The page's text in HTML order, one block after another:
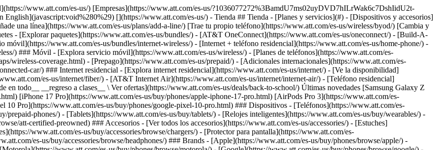
browse/all/meta/) [__Obtén el nuevo Samsung Galaxy Z Fold8 por $0 con intercambio elegible__ \ Reserva](https://www.att.com/es-us/buy/phones/samsung-galaxy-z-fold8.html) - Ofertas ## Ofertas - [Nuevos y destacados](#) - [Descuentos para clientes](#) Destacados [Ve todas las ofertas](https://www.att.com/es-us/deals/) [Ofertas de servicio móvil](https://www.att.com/es-us/deals/cell-phone-deals/) [Ofertas de internet](https://www.att.com/es-us/deals/internet/) [Ofertas de intercambio](https://www.att.com/es-us/buy/phones/browse/tradeinoffer/) [Sin ofertas de intercambio](https://www.att.com/es-us/buy/phones/browse/nontradeinoffer/) ### Ofertas de tendencia - [Samsung Galaxy](https://www.att.com/es-us/buy/phones/browse/samsung_hasdeals_value_nontradeinoffer_tradeinoffer/) - [Apple iPhone](https://www.att.com/es-us/buy/phones/browse/apple_hasdeals_value_nontradeinoffer_tradeinoffer/) - [Menos de $50](https://www.att.com/es-us/buy/accessories/browse/all/price-range-25-50_price-range-5-25_5-and-under/) - [Ofertas de regreso a clases](https://www.att.com/es-us/deals/back-to-school/) ### Ofertas de dispositivos y accesorios - [Teléfonos](https://www.att.com/es-us/buy/phones/browse/hasdeals_value_nontradeinoffer_tradeinoffer/) - [Teléfonos prepagados](https://www.att.com/es-us/buy/prepaid-phones/browse/hasdeals/) - [Tablets](https://www.att.com/es-us/buy/tablets/browse/hasdeals_nontradeinoffer/) - [Relojes inteligentes](https://www.att.com/es-us/buy/wearables/browse/hasdeals_nontradeinoffer/) - [Ofertas de accesorios](https://www.att.com/es-us/buy/accessories/browse/all/deals/) ### Suscripciones - [AT&T OneConnect](https://www.att.com/es-us/oneconnect/) [__Cámbiate a AT&T y averigua cómo obtener hasta $800 por línea para terminar tu contrato__ \ Compra ahora](https://www.att.com/es-us/buy/phones/) ### Descuentos por ocupación - [Empleados de empresas](https://www.att.com/es-us/verification/signaturehub/#employment) - [Militares y veteranos](https://www.att.com/es-us/offers/discount-program/military-discount/) - [Maestros](https://www.att.com/es-us/offers/discount-program/teacher/) - [Enfermeros y médicos](https://www.att.com/es-us/verification/signaturehub/#medical) - [Personal de emergencias activo](https://www.att.com/es-us/firstnetandfamily/) ### Descuentos por afiliación - [Clientes 55+](https://www.att.com/es-us/verification/signaturehub/#age) - [Personal retirado del servicio de emergencia](https://www.att.com/es-us/offers/discount-program/retired-responders/) - [Trabajadores de sindicatos](https://www.att.com/es-us/offers/discount-program/union-discount/) - [Estudiantes](https://www.att.com/es-us/verification/signaturehub/#student) ### Ahorros para socios - [Descuento con tarjeta de crédito](https://www.att.com/es-us/?1036077272%3BamdU7ms02uyDVD7hIidU2t-FgOyvGkzT7uyJVm497PywgLdW2iYTVis9IZcUaO3.z1) - [Beneficios y más](https://andmorebenefits.att.com/root-discovery) [__Maestros: ahorra hasta $150 por línea y hasta un 20% en planes__ \ Obtén detalles](https://www.att.com/es-us/offers/discount-program/teacher/) - La diferencia de AT&T ## La diferencia de AT&T - [Nuestra ventaja competitiva](#) ### ¿Por qué elegirnos? - [Garantía AT&T](https://www.att.com/es-us/why-att/guarantee/) - [Por qué AT&T](https://www.att.com/es-us/why-att/) - [AT&T vs. T-Mobile y Verizon](https://www.att.com/es-us/wireless/switch-and-save/#compare-us) - [AT&T Fiber vs. Spectrum y Xfinity](https://www.att.com/es-us/internet/fiber/#compare-us) - [Prueba AT&T gratis](https://www.att.com/es-us/wireless/free-trial/) - [Cambia y ahorra](https://www.att.com/es-us/wireless/switch-and-save/) ### Cobertura excepcional - [Mapa de cobertura 5G](https://www.att.com/es-us/maps/wireless-coverage.html) - [Mapa de cobertura de fibra óptica](https://www.att.com/es-us/internet/fiber/coverage-map/) [__La mejor garantía de Estados Unidos__ \ Obtén detalles](https://www.att.com/es-us/why-att/guarantee/) - Ayuda ## Ayuda - [Factura y cuenta](#) - [Móvil](#) - [Internet](#) Acciones rápidas [Ve toda la ayuda](https://www.att.com/es-us/support/) [Ver mi cuenta](https://www.att.com/es-us/acctmgmt/overview) [Centro de pagos](https://www.att.com/es-us/acctmgmt/mypaymentcenter) [Centro de facturación](https://www.att.com/es-us/acctmgmt/billing/mybillingcenter) ### Factura y pagos - [Comprende tu factura](https://www.att.com/es-us/support/my-account/understand-your-bill/) - [Averigua por qué tu factura cambió](https://www.att.com/es-us/support/article/my-account/KM1051879/) - [Configura y administra AutoPay](https://www.att.com/es-us/acctmgmt/mypaymentcenter?intent=MANAGEAUTOPAY) - [Ve las cuotas de los dispositivos](https://www.att.com/es-us/acctmgmt/payment/installmentplandetails) - [Pagar sin iniciar sesión](https://www.att.com/es-us/acctmgmt/fastpmt/fastpay) ### Cuenta - [Cambiar o restablecer contraseña](https://www.att.com/es-us/support/article/my-account/KM1008941/) - [Añade o elimina cuentas](https://www.att.com/es-us/support/article/my-account/KM1008925/) - [Traslada el servicio de internet](https://www.att.com/es-us/help/moving/) - [Ve tus pedidos y reclamaciones](https://www.att.com/es-us/orders/history) - [Más ayuda con la cuenta](https://www.att.com/es-us/support/my-account/) [__La mejor garantía de Estados Unidos__ \ Obtén detalles](https://www.att.com/es-us/why-att/guarantee/) Acciones rápidas [Administrar mi servicio móvil](https://www.att.com/es-us/acctmgmt/mywireless) [Rastrear mi pedido](https://www.att.com/es-us/orders/history) [Añade AT&T International Day Pass](https://www.att.com/es-us/acctmgmt/signin?intent=DEEPLINK&soc=IRRLHDF&level=CAT&source=ILC242589969&wtExtndSource=Megamenu) ### Mi dispositivo - [Verificar mi uso](https://www.att.com/es-us/acctmgmt/usage/mysummary) - [Administra complementos](https://www.att.com/es-us/acctmgmt/wireless/manage-addon) - [Cambiar mi plan](https://www.att.com/es-us/acctmgmt/mywireless/manageplan/) - [Añade una línea](https://www.att.com/es-us/buy/postpaid/?wlsfi=AL) - [Consultar los requisitos de cambio](https://www.att.com/es-us/buy/postpaid/?wlsfi=up) - [Activa un dispositivo móvil](https://www.att.com/es-us/